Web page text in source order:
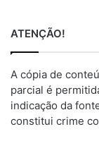
ATENÇÃO!
A cópia de
parcial é
indicação da
constitui crime